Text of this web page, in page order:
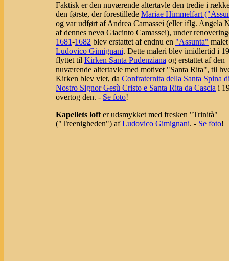
Faktisk er den nuværende altertavle den tredie i
den første, der forestillede Mariae Himmelfart
og var udført af Andrea Camassei (eller iflg. Angela
af dennes nevø Giacinto Camassei), under
1681-1682 blev erstattet af endnu en "Assunta"
Ludovico Gimignani. Dette maleri blev imidlertid i
flyttet til Kirken Santa Pudenziana og erstattet af den
nuværende altertavle med motivet "Santa Rita", til
Kirken blev viet, da Confraternita della Santa Spina
Nostro Signor Gesù Cristo e Santa Rita da Cascia i
overtog den. - Se foto!
Kapellets loft er udsmykket med fresken "Trinità"
("Treenigheden") afLudovico Gimignani. - Se foto!